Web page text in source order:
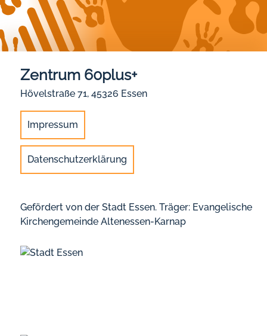
Zentrum 60plus+
Hövelstraße 71, 45326 Essen
Impressum
Datenschutzerklärung
Gefördert von der Stadt Essen. Träger: Evangelische
Kirchengemeinde Altenessen-Karnap